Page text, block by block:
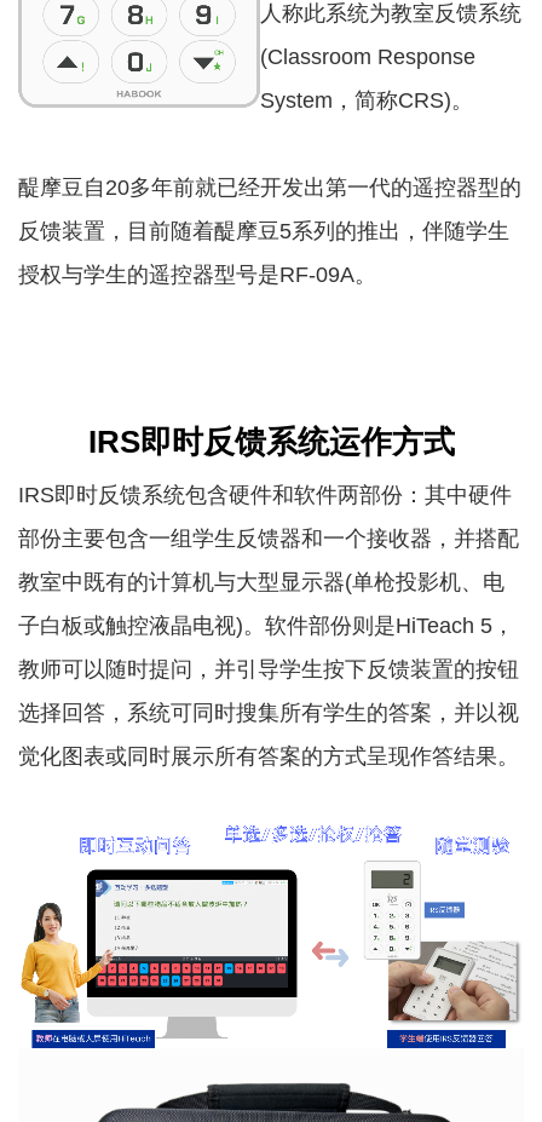
人称此系统为教室反馈系统
(Classroom Response
System，简称CRS)。
醍摩豆自20多年前就已经开发出第一代的遥控器型的
反馈装置，目前随着醍摩豆5系列的推出，伴随学生
授权与学生的遥控器型号是RF-09A。
IRS即时反馈系统运作方式
IRS即时反馈系统包含硬件和软件两部份：其中硬件
部份主要包含一组学生反馈器和一个接收器，并搭配
教室中既有的计算机与大型显示器(单枪投影机、电
子白板或触控液晶电视)。软件部份则是HiTeach 5，
教师可以随时提问，并引导学生按下反馈装置的按钮
选择回答，系统可同时搜集所有学生的答案，并以视
觉化图表或同时展示所有答案的方式呈现作答结果。